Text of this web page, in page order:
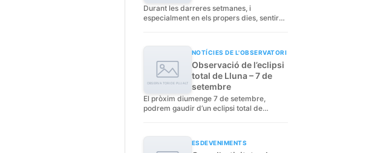
Durant les darreres setmanes, i
especialment en els propers dies, sentiràs
NOTÍCIES DE L'OBSERVATORI
Observació de l’eclipsi
total de Lluna – 7 de
setembre
El pròxim diumenge 7 de setembre,
podrem gaudir d’un eclipsi total de
ESDEVENIMENTS